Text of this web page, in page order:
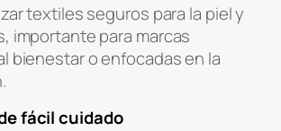
textiles seguros para la piel y
importante para marcas
bienestar o enfocadas en la
fácil cuidado